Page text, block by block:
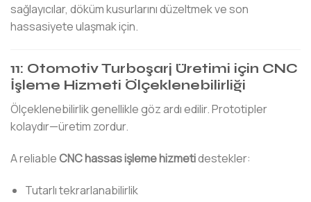
sağlayıcılar, döküm kusurlarını düzeltmek ve son
hassasiyete ulaşmak için.
11: Otomotiv Turboşarj Üretimi için CNC
İşleme Hizmeti Ölçeklenebilirliği
Ölçeklenebilirlik genellikle göz ardı edilir. Prototipler
kolaydır—üretim zordur.
A reliableCNC hassas işleme hizmetidestekler:
Tutarlı tekrarlanabilirlik